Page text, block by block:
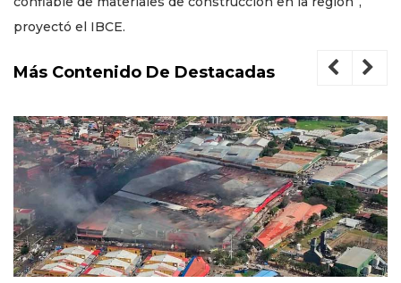
proyectó el IBCE.
Más Contenido De Destacadas